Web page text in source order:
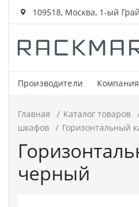
109518, Москва, 1-ый
Производители Компания
Каталог
товаров
Шкафы и стойки
Компоненты СКС
Активное оборудование
Главная Каталог товаров
шкафов
Горизонтальный
черный